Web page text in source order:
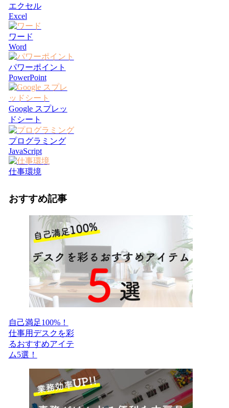
エクセル
Excel
ワード
Word
パワーポイント
PowerPoint
Google スプレッ
ドシート
プログラミング
JavaScript
仕事環境
おすすめ記事
自己満足100%！
仕事用デスクを彩
るおすすめアイテ
ム5選！